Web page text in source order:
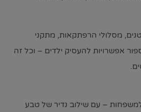
מסלולי הרפתקאות, מתקני
אפשרויות להעסיק ילדים – וכל זה
– עם שילוב נדיר של טבע